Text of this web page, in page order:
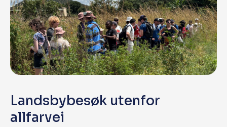
Landsbybesøk utenfor
allfarvei